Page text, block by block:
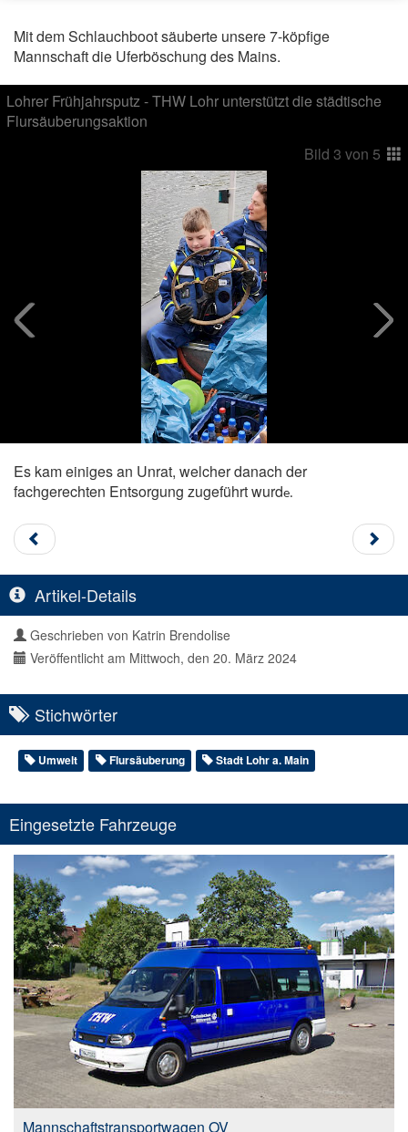
Mit dem Schlauchboot säuberte unsere 7-köpfige
Mannschaft die Uferböschung des Mains.
Lohrer Frühjahrsputz - THW Lohr unterstützt die städtische
Flursäuberungsaktion
Bild 3 von 5
Es kam einiges an Unrat, welcher danach der
fachgerechten Entsorgung zugeführt wurde.
Artikel-Details
Geschrieben von Katrin Brendolise
Veröffentlicht am Mittwoch, den 20. März 2024
Stichwörter
Umwelt Flursäuberung Stadt Lohr a. Main
Eingesetzte Fahrzeuge
Mannschaftstransportwagen OV